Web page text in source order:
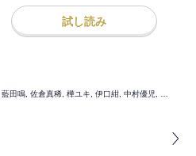
試し読み